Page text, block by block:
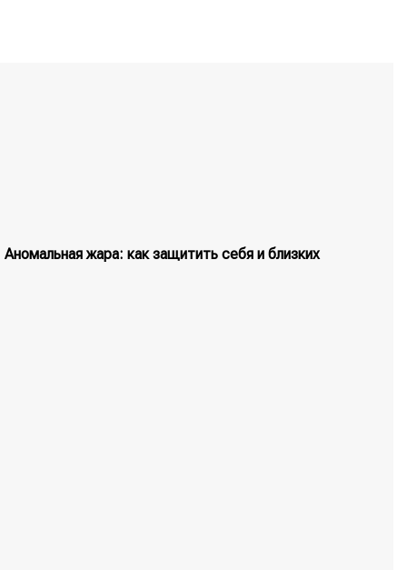
Аномальная жара: как защитить себя и близких